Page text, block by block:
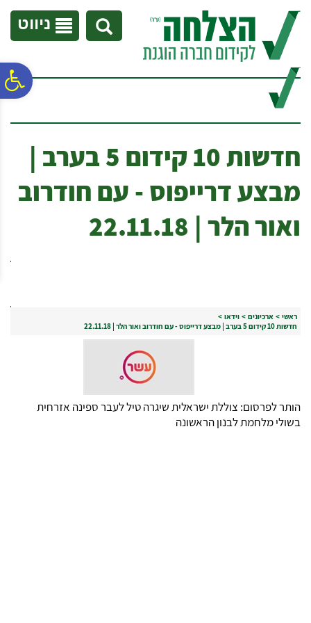
נגישות
אתר
המרכזי
ניווט
חדשות 10 קידום 5 בערב |
מבצע דרייפוס - עם חודרוב
ואור הלר | 22.11.18
ראשי > ארכיונים > וידאו >
חדשות 10 קידום 5 בערב | מבצע דרייפוס - עם חודרוב ואור הלר | 22.11.18
הותר לפרסום: צוללת ישראלית שיגרה טיל לעבר ספינה אזרחית
בשולי מלחמת לבנון הראשונה